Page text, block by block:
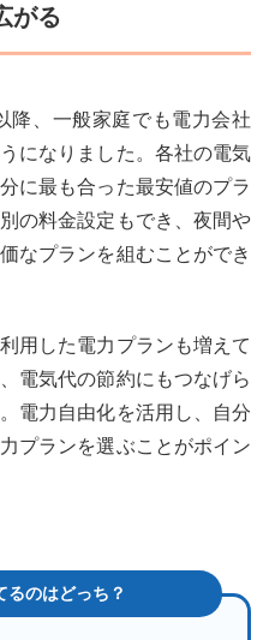
がる
降、一般家庭でも電力会社
になりました。各社の電気
に最も合った最安値のプラ
の料金設定もでき、夜間や
なプランを組むことができ
用した電力プランも増えて
電気代の節約にもつなげら
電力自由化を活用し、自分
プランを選ぶことがポイン